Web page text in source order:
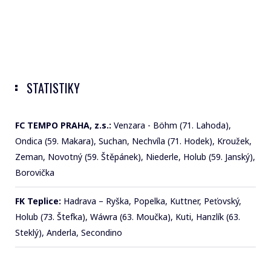
STATISTIKY
FC TEMPO PRAHA, z.s.: Venzara - Böhm (71. Lahoda),
Ondica (59. Makara), Suchan, Nechvíla (71. Hodek), Kroužek,
Zeman, Novotný (59. Štěpánek), Niederle, Holub (59. Janský),
Borovička
FK Teplice: Hadrava – Ryška, Popelka, Kuttner, Peťovský,
Holub (73. Štefka), Wáwra (63. Moučka), Kuti, Hanzlík (63.
Steklý), Anderla, Secondino